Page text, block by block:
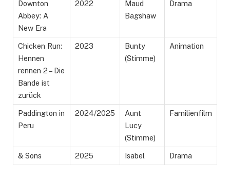
Downton
Abbey: A
New Era
2022
Maud
Bagshaw
Drama
Chicken Run:
Hennen
rennen 2 – Die
Bande ist
zurück
2023
Bunty
(Stimme)
Animation
Paddington in
Peru
2024/2025
Aunt
Lucy
(Stimme)
Familienfilm
& Sons 2025 Isabel Drama